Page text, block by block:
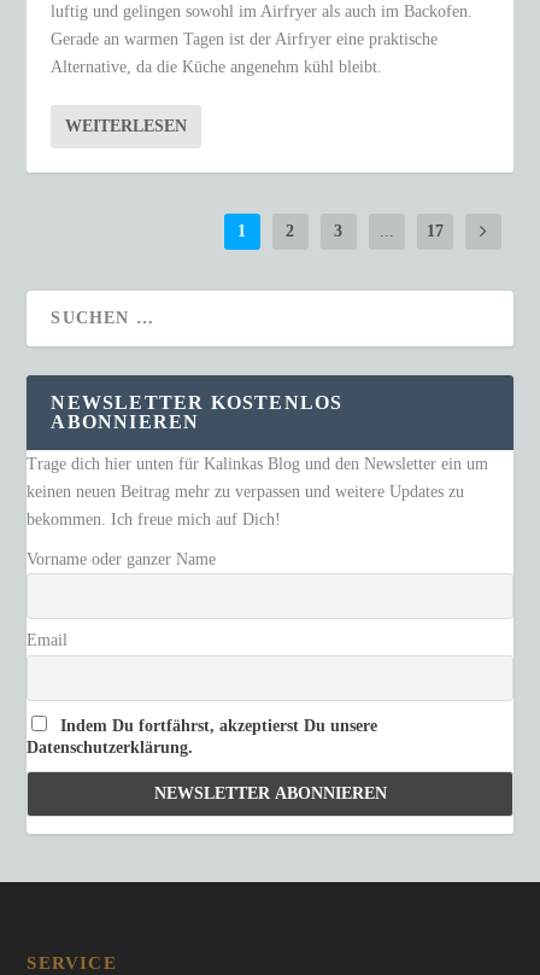
luftig und gelingen sowohl im Airfryer als auch im Backofen.
Gerade an warmen Tagen ist der Airfryer eine praktische
Alternative, da die Küche angenehm kühl bleibt.
WEITERLESEN
1 2 3 17
NEWSLETTER KOSTENLOS
ABONNIEREN
Trage dich hier unten für Kalinkas Blog und den Newsletter ein um
keinen neuen Beitrag mehr zu verpassen und weitere Updates zu
bekommen. Ich freue mich auf Dich!
Vorname oder ganzer Name
Email
Indem Du fortfährst, akzeptierst Du unsere
Datenschutzerklärung.
SERVICE